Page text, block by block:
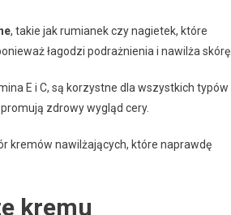
, takie jak rumianek czy nagietek, które
łagodzi podrażnienia i nawilża skórę.
E i C, są korzystne dla wszystkich typów
zdrowy wygląd cery.
kremów nawilżających, które naprawdę
kremu